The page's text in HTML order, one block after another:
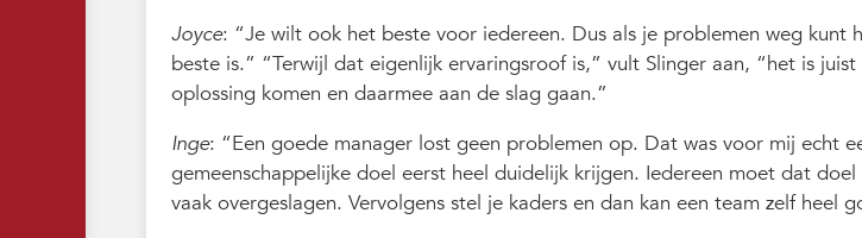
Joyce:
Je wilt ook het beste voor iedereen. Dus als je problemen weg kunt
beste is.
Terwijl dat eigenlijk ervaringsroof is, vult Slinger aan,
het is
oplossing komen en daarmee aan de slag gaan.
Inge:
Een goede manager lost geen problemen op. Dat was voor mij echt
gemeenschappelijke doel eerst heel duidelijk krijgen. Iedereen moet dat
vaak overgeslagen. Vervolgens stel je kaders en dan kan een team zelf heel